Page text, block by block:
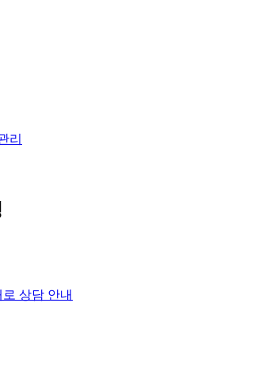
리
상담 안내